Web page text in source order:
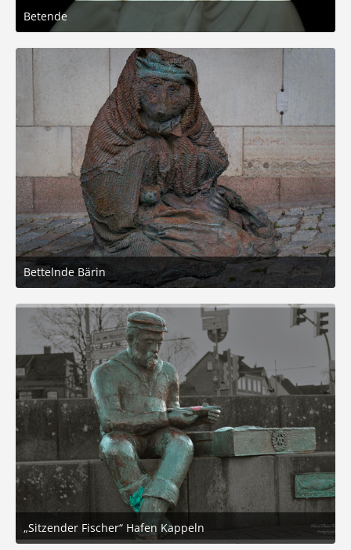
Betende
28. Mai 2025 um 17:48
5
Bettelnde Bärin
24. Mai 2025 um 19:30
6
„Sitzender Fischer“ Hafen Kappeln
3. April 2025 um 13:55